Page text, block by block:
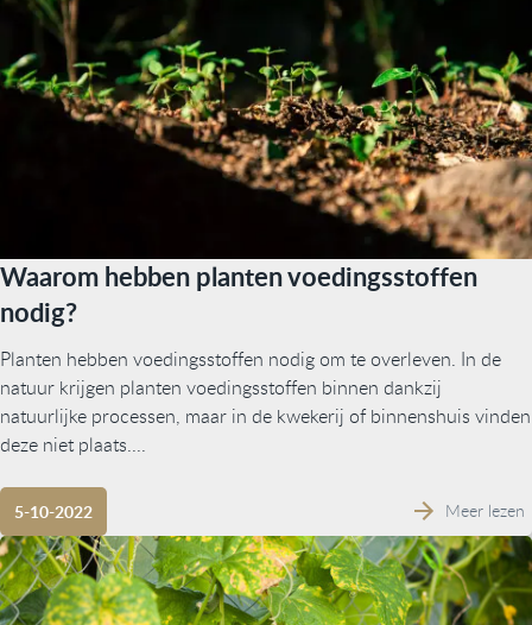
Waarom hebben planten voedingsstoffen
nodig?
Planten hebben voedingsstoffen nodig om te overleven. In de
natuur krijgen planten voedingsstoffen binnen dankzij
natuurlijke processen, maar in de kwekerij of binnenshuis vinden
deze niet plaats....
5-10-2022 Meer lezen